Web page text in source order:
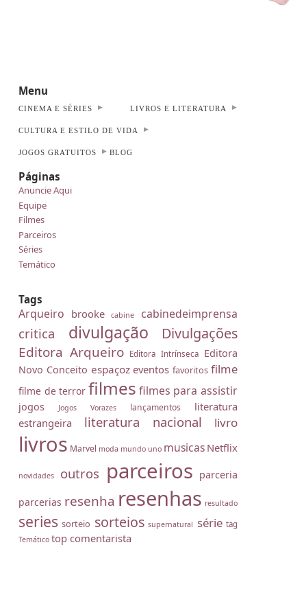
Menu
CINEMA E SÉRIES LIVROS E LITERATURA
CULTURA E ESTILO DE VIDA
JOGOS GRATUITOS BLOG
Páginas
Anuncie Aqui
Equipe
Filmes
Parceiros
Séries
Temático
Tags
Arqueiro brooke cabine cabinedeimprensa
critica divulgação Divulgações
Editora Arqueiro Editora Intrínseca Editora
Novo Conceito espaçoz eventos favoritos filme
filme de terror filmes filmes para assistir
jogos Jogos Vorazes lançamentos
literatura
estrangeira
literatura nacional livro
livros Marvel moda mundo uno musicas Netflix
novidades outros parceiros parceria
parcerias resenha resenhas resultado
series sorteio sorteios supernatural série tag
Temático top comentarista